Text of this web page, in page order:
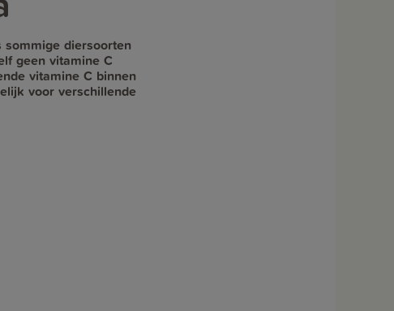
diersoorten
geen vitamine C
vitamine C binnen
voor verschillende